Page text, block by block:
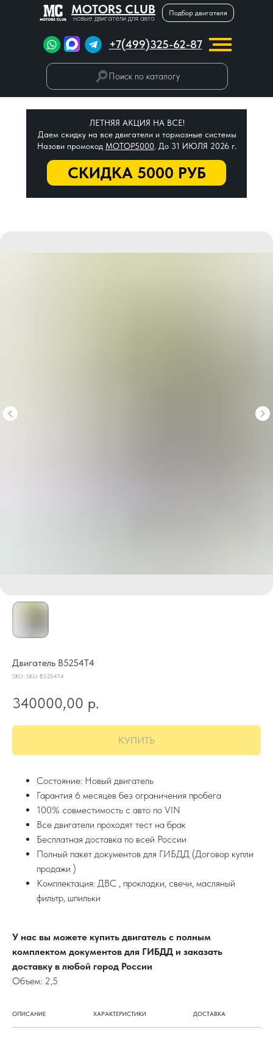
MOTORS CLUB
новые двигатели для авто
Подбор двигателя
+7(499)325-62-87
Поиск по каталогу
СКИДКА 5000 РУБ
ЛЕТНЯЯ АКЦИЯ НА ВСЕ!
Даем скидку на все двигатели и тормозные системы
Назови промокод МОТОР5000. До 31 ИЮЛЯ 2026 г.
Двигатель B5254T4
SKU: SKU-B5254T4
340000,00 р.
КУПИТЬ
Состояние: Новый двигатель
Гарантия 6 месяцев без ограничения пробега
100% совместимость с авто по VIN
Все двигатели проходят тест на брак
Бесплатная доставка по всей России
Полный пакет документов для ГИБДД (Договор купли
продажи )
Комплектация: ДВС , прокладки, свечи, масляный
фильтр, шпильки
У нас вы можете купить двигатель с полным
комплектом документов для ГИБДД и заказать
доставку в любой город России
Объем: 2,5
ОПИСАНИЕ ХАРАКТЕРИСТИКИ ДОСТАВКА